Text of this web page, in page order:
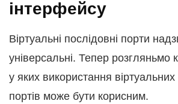
інтерфейсу
Віртуальні послідовні порти
універсальні. Тепер розгляньмо
у яких використання
портів може бути корисним.